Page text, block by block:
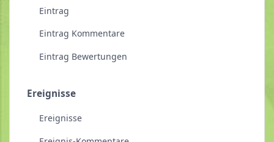
Eintrag
Eintrag Kommentare
Eintrag Bewertungen
Ereignisse
Ereignisse